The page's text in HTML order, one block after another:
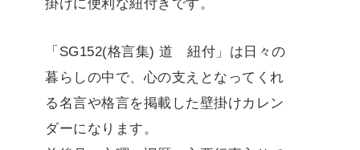
掛けに便利な紐付きです。
「SG152(格言集) 道 紐付」は日々の
暮らしの中で、心の支えとなってくれ
る名言や格言を掲載した壁掛けカレン
ダーになります。